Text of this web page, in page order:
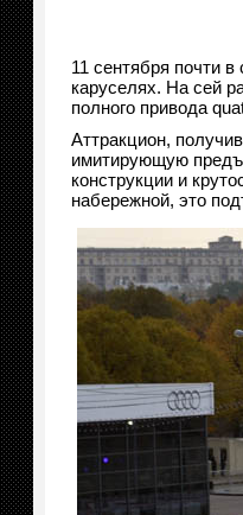
11 сентября почти
каруселях. На сей
полного привода
Аттракцион,
имитирующую
конструкции и
набережной, это